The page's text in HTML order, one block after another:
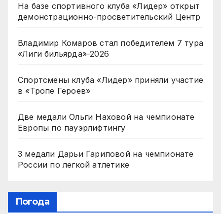
На базе спортивного клуба «Лидер» открыт
демонстрационно-просветительский Центр
Владимир Комаров стал победителем 7 тура
«Лиги бильярда»-2026
Спортсмены клуба «Лидер» приняли участие
в «Тропе Героев»
Две медали Ольги Наховой на чемпионате
Европы по пауэрлифтингу
3 медали Дарьи Гариповой на чемпионате
России по легкой атлетике
Погода